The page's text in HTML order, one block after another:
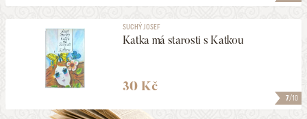
7/10
SUCHÝ JOSEF
Katka má starosti s Katkou
30 Kč